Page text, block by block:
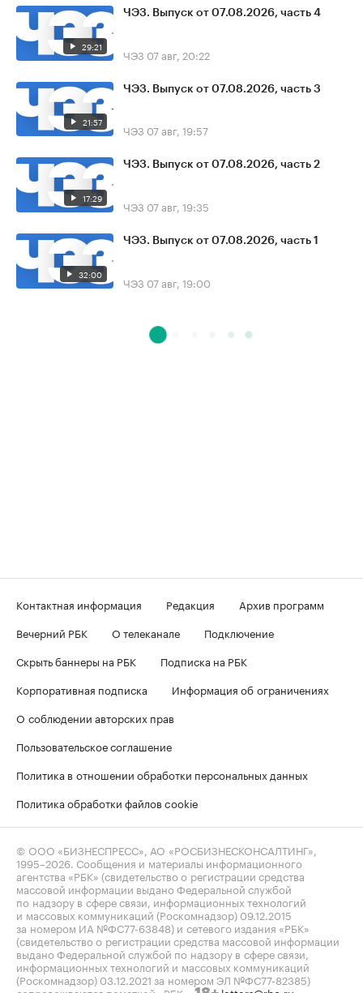
29:21
ЧЭЗ. Выпуск от 07.08.2026, часть 4
ЧЭЗ 07 авг, 20:22
21:57
ЧЭЗ. Выпуск от 07.08.2026, часть 3
ЧЭЗ 07 авг, 19:57
17:29
ЧЭЗ. Выпуск от 07.08.2026, часть 2
ЧЭЗ 07 авг, 19:35
32:00
ЧЭЗ. Выпуск от 07.08.2026, часть 1
ЧЭЗ 07 авг, 19:00
Контактная информация Редакция
Архив программ
Вечерний РБК
О телеканале
Подключение
Скрыть баннеры на РБК
Подписка на РБК
Корпоративная подписка
Информация об ограничениях
О соблюдении авторских прав
Пользовательское соглашение
Политика в отношении обработки персональных данных
Политика обработки файлов cookie
© ООО «БИЗНЕСПРЕСС», АО «РОСБИЗНЕСКОНСАЛТИНГ»,
1995–2026 . Сообщения и материалы информационного
агентства «РБК» (свидетельство о регистрации средства
массовой информации выдано Федеральной службой
по надзору в сфере связи, информационных технологий
и массовых коммуникаций (Роскомнадзор) 09.12.2015
за номером ИА №ФС77-63848) и сетевого издания «РБК»
(свидетельство о регистрации средства массовой информации
выдано Федеральной службой по надзору в сфере связи,
информационных технологий и массовых коммуникаций
(Роскомнадзор) 03.12.2021 за номером ЭЛ №ФС77-82385)